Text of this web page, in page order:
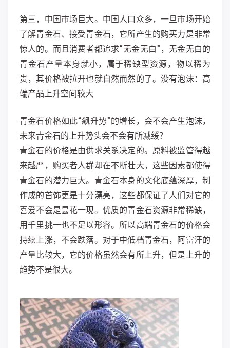
第三，中国市场巨大。中国人口众多，一旦市场开始
了解青金石、接受青金石，它所产生的购买力是非常
惊人的。而且消费者都追求“无金无白”，无金无白的
青金石产量本身就小，属于稀缺型资源，物以稀为
贵，其价格被拉开也就自然而然的了。没有泡沫：高
端产品上升空间较大
青金石价格如此“飙升势”的增长，会不会产生泡沫，
未来青金石的上升势头会不会有所减缓？
青金石的价格是由供求关系决定的。原料被监管得越
来越严，购买者人群却在不断壮大，这些因素都使得
青金石的潜力巨大。青金石本身的文化底蕴深厚，制
作成的首饰更是十分漂亮，这些都保证了人们对它的
喜爱不会是昙花一现。优质的青金石资源非常稀缺，
用千里挑一也不足以形容。所以高端青金石的价格会
持续上涨，不会跌落。对于中低档青金石，阿富汗的
产量比较大，它的价格虽然会有所上升，但是上升的
趋势不是很大。